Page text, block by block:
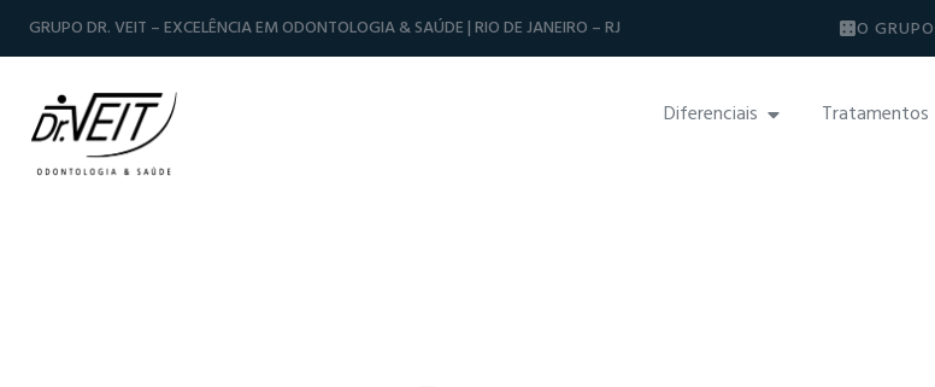
GRUPO DR. VEIT – EXCELÊNCIA EM ODONTOLOGIA & SAÚDE | RIO DE JANEIRO – RJ O GRUPO
Diferenciais Tratamentos